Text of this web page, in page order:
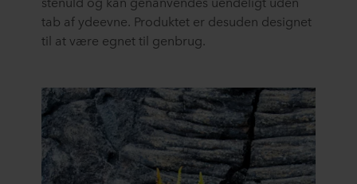
tab af ydeevne. Produktet er desuden designet
til at være egnet til genbrug.